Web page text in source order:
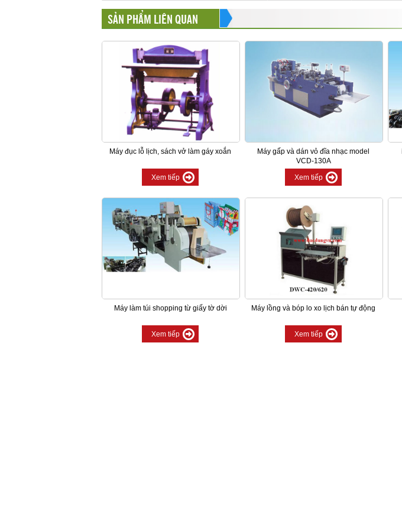
SẢN PHẨM LIÊN QUAN
Máy đục lỗ lịch, sách vở làm gáy xoắn
Xem tiếp
Máy gấp và dán vỏ đĩa nhạc model
VCD-130A
Xem tiếp
Máy làm túi shopping từ giấy tờ dời
Xem tiếp
Máy lồng và bóp lo xo lịch bán tự động
Xem tiếp